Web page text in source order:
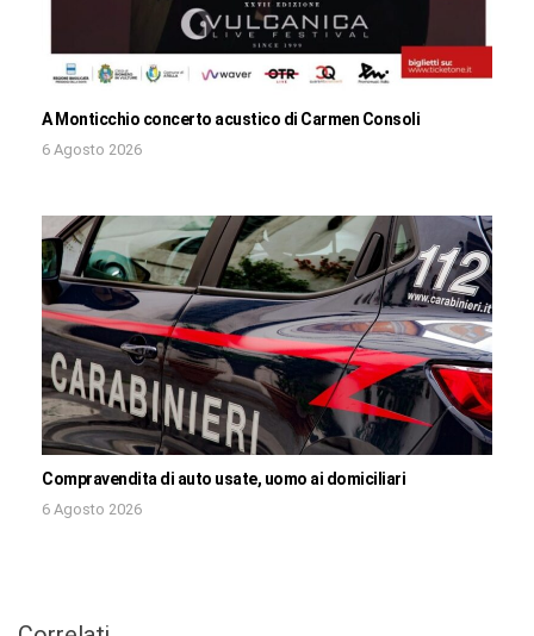
A Monticchio concerto acustico di Carmen Consoli
6 Agosto 2026
Compravendita di auto usate, uomo ai domiciliari
6 Agosto 2026